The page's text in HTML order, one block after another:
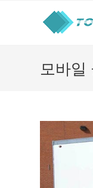
모바일